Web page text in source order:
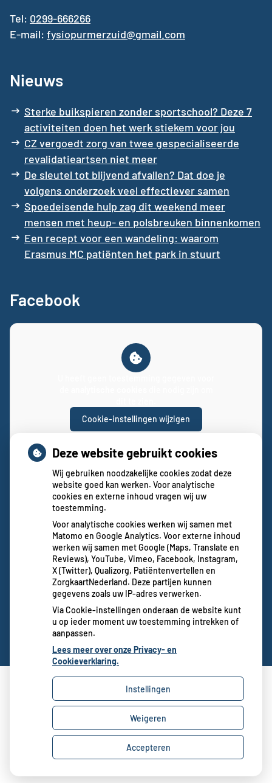
Tel: 0299-666266
E-mail: fysiopurmerzuid@gmail.com
Nieuws
Sterke buikspieren zonder sportschool? Deze 7
activiteiten doen het werk stiekem voor jou
CZ vergoedt zorg van twee gespecialiseerde
revalidatieartsen niet meer
De sleutel tot blijvend afvallen? Dat doe je
volgens onderzoek veel effectiever samen
Spoedeisende hulp zag dit weekend meer
mensen met heup- en polsbreuken binnenkomen
Een recept voor een wandeling: waarom
Erasmus MC patiënten het park in stuurt
Facebook
Cookie-instellingen wijzigen
Uw Zorg Online|Beheer
Bezoek
onze
facebook
pagina
Privacy verklaring Cookie-instellingen
Voorwaarden
Deze website gebruikt cookies
Wij gebruiken noodzakelijke cookies zodat deze
website goed kan werken. Voor analytische
cookies en externe inhoud vragen wij uw
toestemming.
Voor analytische cookies werken wij samen met
Matomo en Google Analytics. Voor externe inhoud
werken wij samen met Google (Maps, Translate en
Reviews), YouTube, Vimeo, Facebook, Instagram,
X (Twitter), Qualizorg, Patiëntenvertellen en
ZorgkaartNederland. Deze partijen kunnen
gegevens zoals uw IP-adres verwerken.
Via Cookie-instellingen onderaan de website kunt
u op ieder moment uw toestemming intrekken of
aanpassen.
Lees meer over onze Privacy- en
Cookieverklaring.
Instellingen
Weigeren
Accepteren